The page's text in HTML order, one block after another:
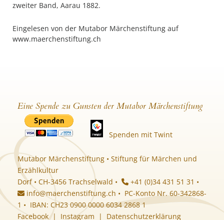
zweiter Band, Aarau 1882.
Eingelesen von der Mutabor Märchenstiftung auf
www.maerchenstiftung.ch
Eine Spende zu Gunsten der Mutabor Märchenstiftung
Spenden mit Twint
Mutabor Märchenstiftung • Stiftung für Märchen und
Erzählkultur
Dorf • CH-3456 Trachselwald •
+41 (0)34 431 51 31 •
info@maerchenstiftung.ch • PC-Konto Nr. 60-342868-
1 • IBAN: CH23 0900 0000 6034 2868 1
Facebook| Instagram | Datenschutzerklärung